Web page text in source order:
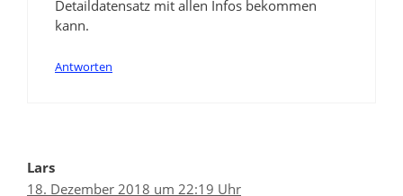
Detaildatensatz mit allen Infos bekommen
kann.
Antworten
Lars
18. Dezember 2018 um 22:19 Uhr